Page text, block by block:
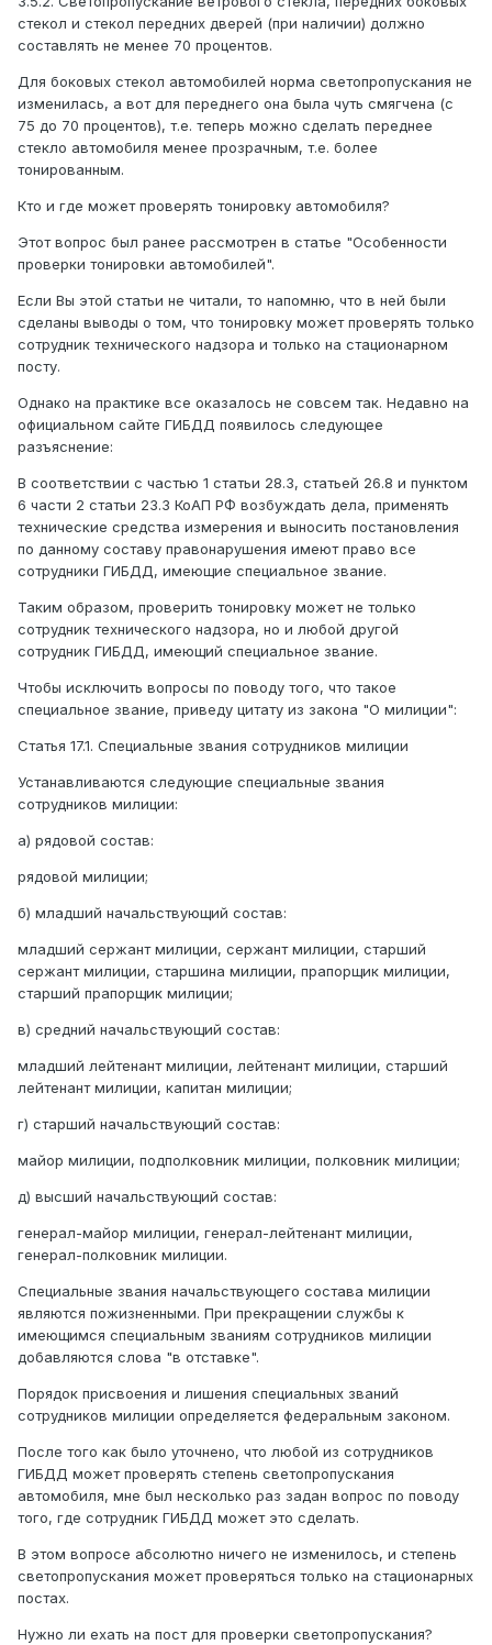
стекол и стекол передних дверей (при наличии) должно
составлять не менее 70 процентов.
Для боковых стекол автомобилей норма светопропускания не
изменилась, а вот для переднего она была чуть смягчена (с
75 до 70 процентов), т.е. теперь можно сделать переднее
стекло автомобиля менее прозрачным, т.е. более
тонированным.
Кто и где может проверять тонировку автомобиля?
Этот вопрос был ранее рассмотрен в статье "Особенности
проверки тонировки автомобилей".
Если Вы этой статьи не читали, то напомню, что в ней были
сделаны выводы о том, что тонировку может проверять только
сотрудник технического надзора и только на стационарном
посту.
Однако на практике все оказалось не совсем так. Недавно на
официальном сайте ГИБДД появилось следующее
разъяснение:
В соответствии с частью 1 статьи 28.3, статьей 26.8 и пунктом
6 части 2 статьи 23.3 КоАП РФ возбуждать дела, применять
технические средства измерения и выносить постановления
по данному составу правонарушения имеют право все
сотрудники ГИБДД, имеющие специальное звание.
Таким образом, проверить тонировку может не только
сотрудник технического надзора, но и любой другой
сотрудник ГИБДД, имеющий специальное звание.
Чтобы исключить вопросы по поводу того, что такое
специальное звание, приведу цитату из закона "О милиции":
Статья 17.1. Специальные звания сотрудников милиции
Устанавливаются следующие специальные звания
сотрудников милиции:
а) рядовой состав:
рядовой милиции;
б) младший начальствующий состав:
младший сержант милиции, сержант милиции, старший
сержант милиции, старшина милиции, прапорщик милиции,
старший прапорщик милиции;
в) средний начальствующий состав:
младший лейтенант милиции, лейтенант милиции, старший
лейтенант милиции, капитан милиции;
г) старший начальствующий состав:
майор милиции, подполковник милиции, полковник милиции;
д) высший начальствующий состав:
генерал-майор милиции, генерал-лейтенант милиции,
генерал-полковник милиции.
Специальные звания начальствующего состава милиции
являются пожизненными. При прекращении службы к
имеющимся специальным званиям сотрудников милиции
добавляются слова "в отставке".
Порядок присвоения и лишения специальных званий
сотрудников милиции определяется федеральным законом.
После того как было уточнено, что любой из сотрудников
ГИБДД может проверять степень светопропускания
автомобиля, мне был несколько раз задан вопрос по поводу
того, где сотрудник ГИБДД может это сделать.
В этом вопросе абсолютно ничего не изменилось, и степень
светопропускания может проверяться только на стационарных
постах.
Нужно ли ехать на пост для проверки светопропускания?